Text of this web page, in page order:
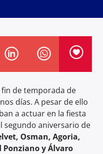
fin de temporada de
días. A pesar de ello
a actuar en la fiesta
aniversario de
Osman, Agoria,
Ponziano y Álvaro